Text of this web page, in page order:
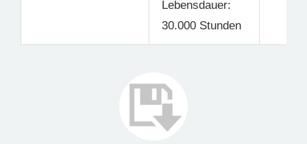
Lebensdauer:
30.000 Stunden